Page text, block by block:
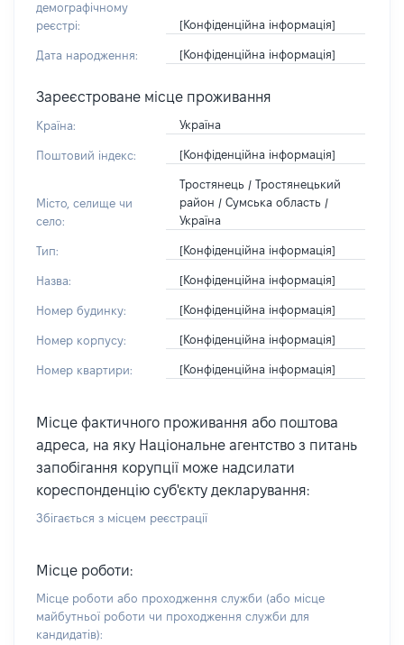
демографічному
реєстрі:
[Конфіденційна інформація]
Дата народження: [Конфіденційна інформація]
Зареєстроване місце проживання
Країна: Україна
Поштовий індекс: [Конфіденційна інформація]
Місто, селище чи
село:
Тростянець / Тростянецький
район / Сумська область /
Україна
Тип: [Конфіденційна інформація]
Назва: [Конфіденційна інформація]
Номер будинку: [Конфіденційна інформація]
Номер корпусу: [Конфіденційна інформація]
Номер квартири: [Конфіденційна інформація]
Місце фактичного проживання або поштова
адреса, на яку Національне агентство з питань
запобігання корупції може надсилати
кореспонденцію суб'єкту декларування:
Збігається з місцем реєстрації
Місце роботи:
Місце роботи або проходження служби (або місце
майбутньої роботи чи проходження служби для
кандидатів):